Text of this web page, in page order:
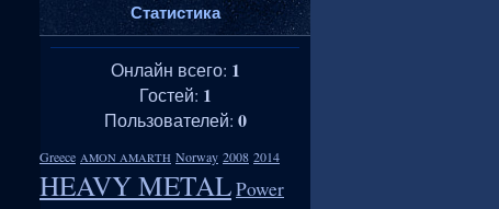
Статистика
Онлайн всего: 1
Гостей: 1
Пользователей: 0
Greece AMON AMARTH Norway 2008 2014
HEAVY METALPower